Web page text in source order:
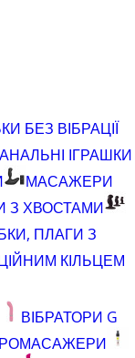
БЕЗ ВІБРАЦІЇ
АНАЛЬНІ ІГРАШКИ
МАСАЖЕРИ
З ХВОСТАМИ
ПЛАГИ З
КІЛЬЦЕМ
ВІБРАТОРИ G